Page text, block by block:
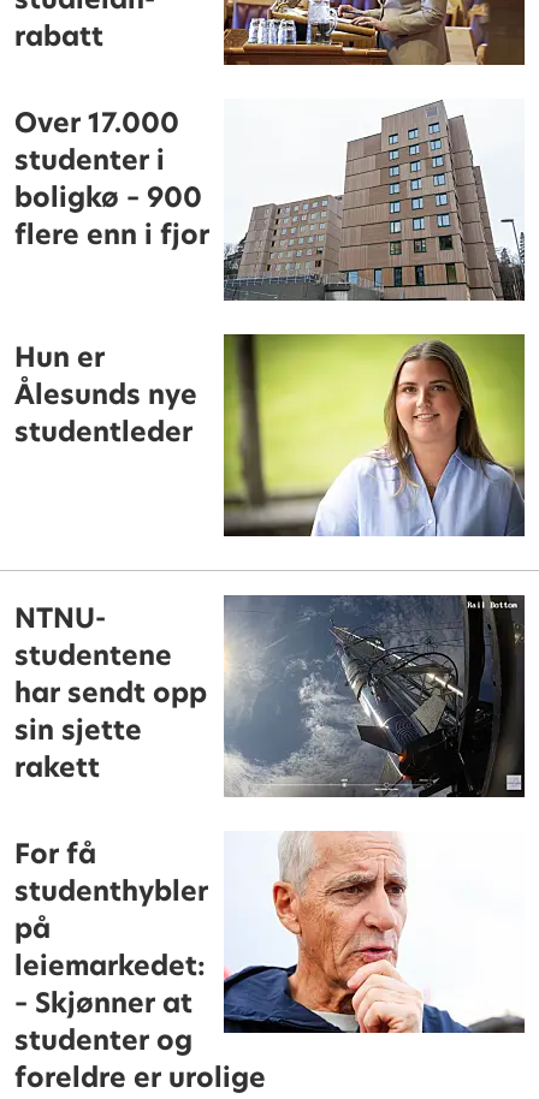
rabatt
Over 17.000
studenter i
boligkø – 900
flere enn i fjor
Hun er
Ålesunds nye
studentleder
NTNU-
studentene
har sendt opp
sin sjette
rakett
For få
studenthybler
på
leiemarkedet:
– Skjønner at
studenter og
foreldre er urolige